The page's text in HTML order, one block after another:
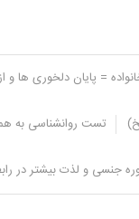
= پایان دلخوری ها
تست روانشناسی به
جنسی و لذت بیشتر در
ارتباطی ناسالمی در